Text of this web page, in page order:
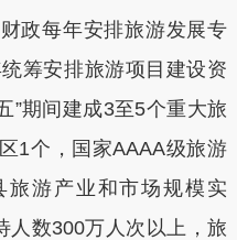
每年安排旅游发展专
筹安排旅游项目建设资
”期间建成3至5个重大旅
1个，国家AAAA级旅游
旅游产业和市场规模实
人数300万人次以上，旅